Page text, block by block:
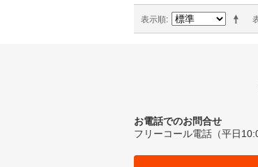
表示順
お電話でのお問合せ
フリーコール電話（平日